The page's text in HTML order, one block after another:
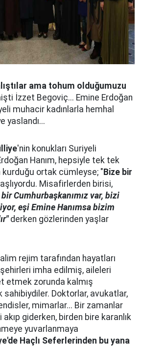
ama tohum olduğumuzu
İzzet Begoviç... Emine Erdoğan
muhacir kadınlarla hemhal
yaslandı...
'nin konukları Suriyeli
Hanım, hepsiyle tek tek
kurduğu ortak cümleyse; " Bize bir
Misafirlerden birisi,
Cumhurbaşkanımız var, bizi
eşi Emine Hanımsa bizim
derken gözlerinden yaşlar
rejim tarafından hayatları
şehirleri imha edilmiş, aileleri
etmek zorunda kalmış
sahibiydiler. Doktorlar, avukatlar,
mimarlar... Bir zamanlar
akıp giderken, birden bire karanlık
yuvarlanmaya
Haçlı Seferlerinden bu yana